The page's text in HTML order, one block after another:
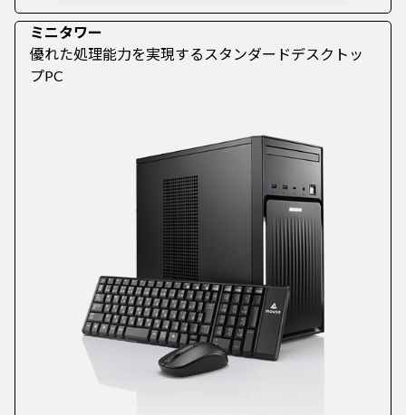
ミニタワー
優れた処理能力を実現するスタンダードデスクトッ
プPC